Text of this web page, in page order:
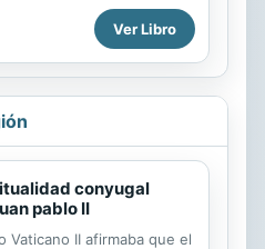
Ver Libro
conyugal
pablo II
Vaticano II afirmaba que el